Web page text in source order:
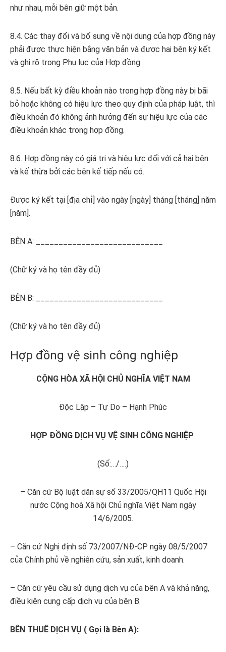
như nhau, mỗi bên giữ một bản.
8.4. Các thay đổi và bổ sung về nội dung của hợp đồng này
phải được thực hiện bằng văn bản và được hai bên ký kết
và ghi rõ trong Phụ lục của Hợp đồng.
8.5. Nếu bất kỳ điều khoản nào trong hợp đồng này bị bãi
bỏ hoặc không có hiệu lực theo quy định của pháp luật, thì
điều khoản đó không ảnh hưởng đến sự hiệu lực của các
điều khoản khác trong hợp đồng.
8.6. Hợp đồng này có giá trị và hiệu lực đối với cả hai bên
và kế thừa bởi các bên kế tiếp nếu có.
Được ký kết tại [địa chỉ] vào ngày [ngày] tháng [tháng] năm
[năm].
BÊN A: ____________________________
(Chữ ký và họ tên đầy đủ)
BÊN B: ____________________________
(Chữ ký và họ tên đầy đủ)
Hợp đồng vệ sinh công nghiệp
CỘNG HÒA XÃ HỘI CHỦ NGHĨA VIỆT NAM
Độc Lập – Tự Do – Hạnh Phúc
HỢP ĐỒNG DỊCH VỤ VỆ SINH CÔNG NGHIỆP
(Số:…/….)
– Căn cứ Bộ luật dân sự số 33/2005/QH11 Quốc Hội
nước Cộng hoà Xã hội Chủ nghĩa Việt Nam ngày
14/6/2005.
– Căn cứ Nghị định số 73/2007/NĐ-CP ngày 08/5/2007
của Chính phủ về nghiên cứu, sản xuất, kinh doanh.
– Căn cứ yêu cầu sử dụng dịch vụ của bên A và khả năng,
điều kiện cung cấp dịch vụ của bên B.
BÊN THUÊ DỊCH VỤ ( Gọi là Bên A):